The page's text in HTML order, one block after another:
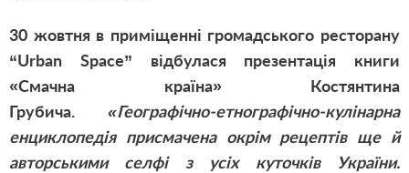
30 жовтня в приміщенні громадського ресторану
“Urban Space” відбулася презентація книги
«Смачна країна» Костянтина
Грубича. «Географічно-етнографічно-кулінарна
енциклопедія присмачена окрім рецептів ще й
авторськими селфі з усіх куточків України.